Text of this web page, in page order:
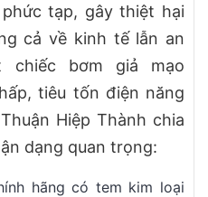
tạp, gây thiệt hại
cả về kinh tế lẫn an
chiếc bơm giả mạo
tiêu tốn điện năng
Hiệp Thành chia
dạng quan trọng:
hãng có tem kim loại